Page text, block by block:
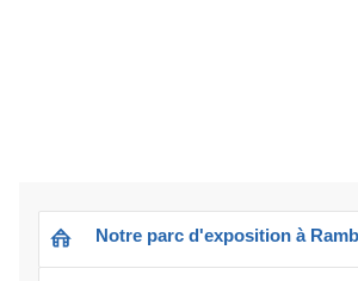
Notre parc d'exposition à